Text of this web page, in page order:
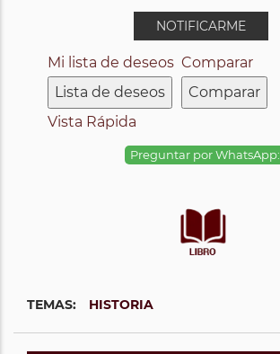
NOTIFICARME
Mi lista de deseos
Lista de deseos
Comparar
Comparar
Vista Rápida
Preguntar por WhatsApp:
TEMAS: HISTORIA